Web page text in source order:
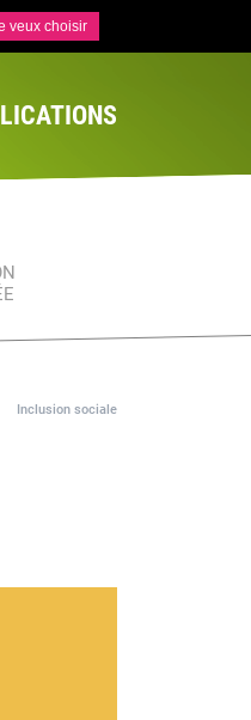
Inclusion sociale
veux choisir